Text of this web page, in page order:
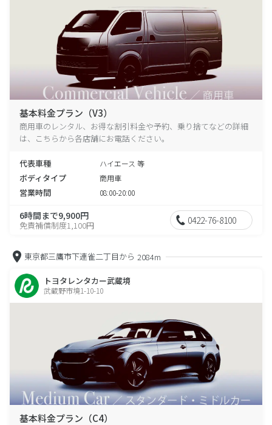
基本料金プラン（V3）
商用車のレンタル、お得な割引料金や予約、乗り捨てなどの詳細
は、こちらから各店舗にお電話ください。
代表車種 ハイエース 等
ボディタイプ 商用車
営業時間 08:00-20:00
6時間まで9,900円
免責補償制度1,100円 0422-76-8100
東京都三鷹市下連雀二丁目から 2084m
トヨタレンタカー武蔵境
武蔵野市境1-10-10
基本料金プラン（C4）